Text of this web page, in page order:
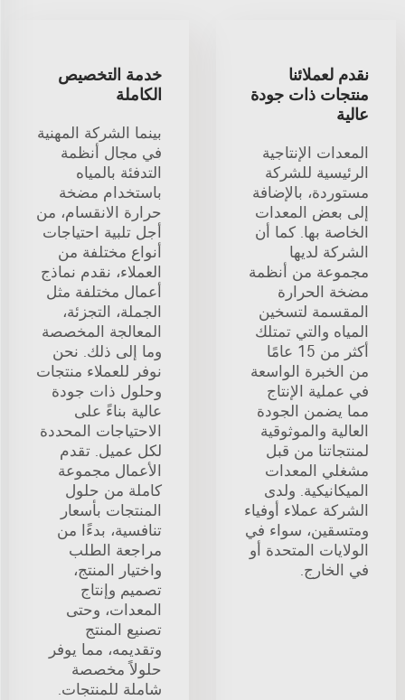
نقدم لعملائنا
منتجات ذات جودة
عالية
المعدات الإنتاجية
الرئيسية للشركة
مستوردة، بالإضافة
إلى بعض المعدات
الخاصة بها. كما أن
الشركة لديها
مجموعة من أنظمة
مضخة الحرارة
المقسمة لتسخين
المياه والتي تمتلك
أكثر من 15 عامًا
من الخبرة الواسعة
في عملية الإنتاج
مما يضمن الجودة
العالية والموثوقية
لمنتجاتنا من قبل
مشغلي المعدات
الميكانيكية. ولدى
الشركة عملاء أوفياء
ومتسقين، سواء في
الولايات المتحدة أو
في الخارج.
خدمة التخصيص
الكاملة
بينما الشركة المهنية
في مجال أنظمة
التدفئة بالمياه
باستخدام مضخة
حرارة الانقسام، من
أجل تلبية احتياجات
أنواع مختلفة من
العملاء، نقدم نماذج
أعمال مختلفة مثل
الجملة، التجزئة،
المعالجة المخصصة
وما إلى ذلك. نحن
نوفر للعملاء منتجات
وحلول ذات جودة
عالية بناءً على
الاحتياجات المحددة
لكل عميل. تقدم
الأعمال مجموعة
كاملة من حلول
المنتجات بأسعار
تنافسية، بدءًا من
مراجعة الطلب
واختيار المنتج،
تصميم وإنتاج
المعدات، وحتى
تصنيع المنتج
وتقديمه، مما يوفر
حلولاً مخصصة
شاملة للمنتجات.